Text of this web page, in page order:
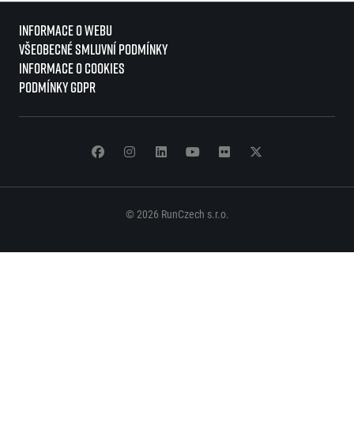
Informace o webu
Všeobecné smluvní podmínky
Informace o cookies
Podmínky GDPR
© 2026 RunCzech s.r.o.